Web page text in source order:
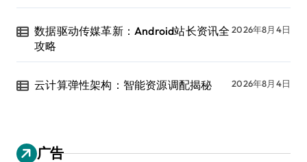
数据驱动传媒革新：Android站长资讯全
攻略
2026年8月4日
云计算弹性架构：智能资源调配揭秘 2026年8月4日
广告